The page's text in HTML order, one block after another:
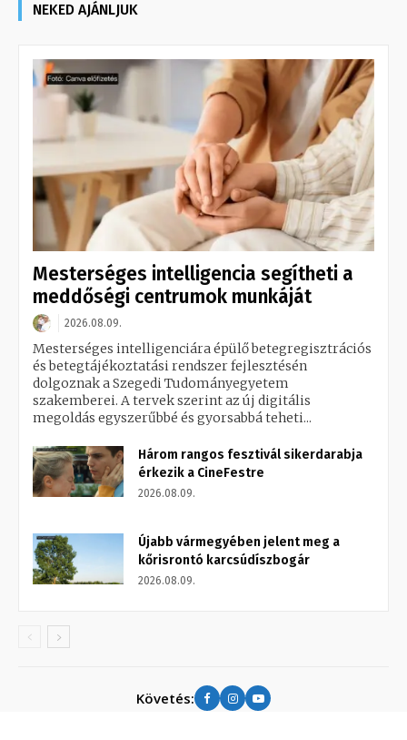
NEKED AJÁNLJUK
Mesterséges intelligencia segítheti a
meddőségi centrumok munkáját
2026.08.09.
Mesterséges intelligenciára épülő betegregisztrációs
és betegtájékoztatási rendszer fejlesztésén
dolgoznak a Szegedi Tudományegyetem
szakemberei. A tervek szerint az új digitális
megoldás egyszerűbbé és gyorsabbá teheti...
Három rangos fesztivál sikerdarabja
érkezik a CineFestre
2026.08.09.
Újabb vármegyében jelent meg a
kőrisrontó karcsúdíszbogár
2026.08.09.
Követés: